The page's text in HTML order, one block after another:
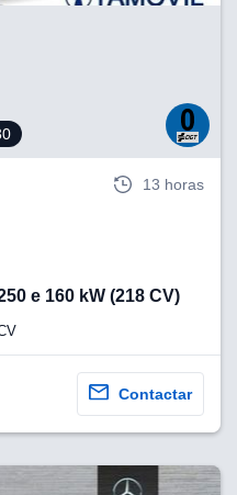
13 horas
e 160 kW (218 CV)
Contactar